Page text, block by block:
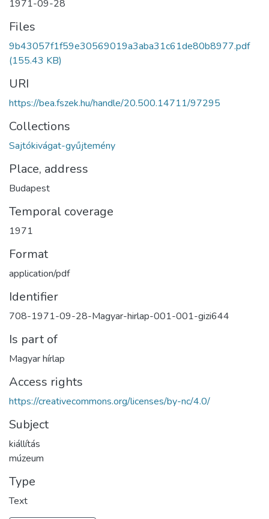
1971-09-28
Files
9b43057f1f59e30569019a3aba31c61de80b8977.pdf
(155.43 KB)
URI
https://bea.fszek.hu/handle/20.500.14711/97295
Collections
Sajtókivágat-gyűjtemény
Place, address
Budapest
Temporal coverage
1971
Format
application/pdf
Identifier
708-1971-09-28-Magyar-hirlap-001-001-gizi644
Is part of
Magyar hírlap
Access rights
https://creativecommons.org/licenses/by-nc/4.0/
Subject
kiállítás
múzeum
Type
Text